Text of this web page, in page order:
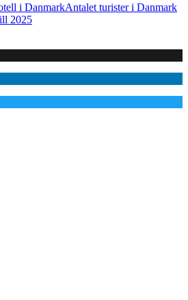
i DanmarkAntalet turister i Danmark
2025